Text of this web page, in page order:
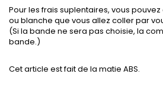
Pour les frais suplentaires, vous
ou blanche que vous allez coller par
(Si la bande ne sera pas choisie, la
bande.)
Cet article est fait de la matie ABS.